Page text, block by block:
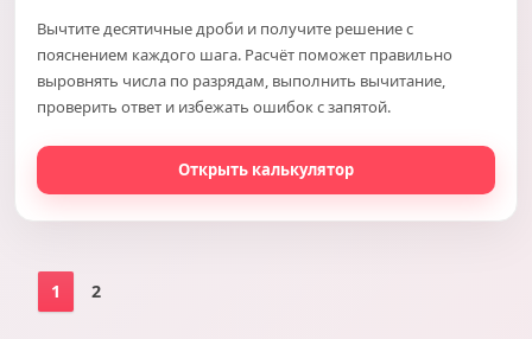
Вычтите десятичные дроби и получите решение с
пояснением каждого шага. Расчёт поможет правильно
выровнять числа по разрядам, выполнить вычитание,
проверить ответ и избежать ошибок с запятой.
Открыть калькулятор
1 2